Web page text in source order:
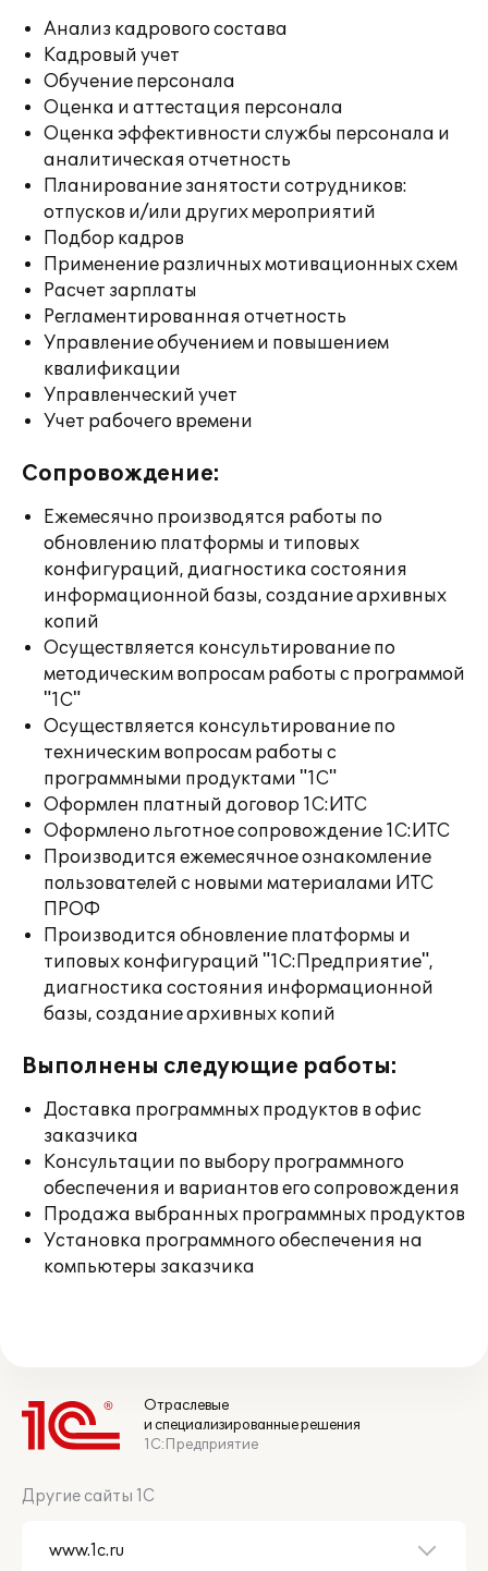
Анализ кадрового состава
Кадровый учет
Обучение персонала
Оценка и аттестация персонала
Оценка эффективности службы персонала и
аналитическая отчетность
Планирование занятости сотрудников:
отпусков и/или других мероприятий
Подбор кадров
Применение различных мотивационных схем
Расчет зарплаты
Регламентированная отчетность
Управление обучением и повышением
квалификации
Управленческий учет
Учет рабочего времени
Сопровождение:
Ежемесячно производятся работы по
обновлению платформы и типовых
конфигураций, диагностика состояния
информационной базы, создание архивных
копий
Осуществляется консультирование по
методическим вопросам работы с программой
"1С"
Осуществляется консультирование по
техническим вопросам работы с
программными продуктами "1С"
Оформлен платный договор 1С:ИТС
Оформлено льготное сопровождение 1С:ИТС
Производится ежемесячное ознакомление
пользователей с новыми материалами ИТС
ПРОФ
Производится обновление платформы и
типовых конфигураций "1С:Предприятие",
диагностика состояния информационной
базы, создание архивных копий
Выполнены следующие работы:
Доставка программных продуктов в офис
заказчика
Консультации по выбору программного
обеспечения и вариантов его сопровождения
Продажа выбранных программных продуктов
Установка программного обеспечения на
компьютеры заказчика
Отраслевые
и специализированные решения
1С:Предприятие
Другие сайты 1С